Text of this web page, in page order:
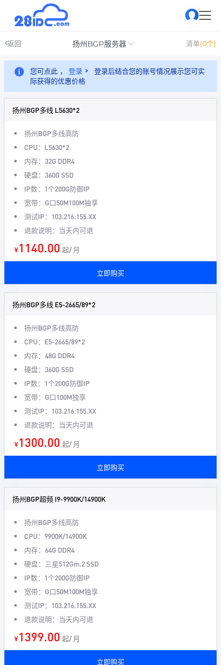
返回 扬州BGP服务器 清单(0个)
您可点此 ， 登录
登录后结合您的账号情况展示您可实
际获得的优惠价格
扬州BGP多线 L5630*2
扬州BGP多线高防
CPU：L5630*2
内存：32G DDR4
硬盘：360G SSD
IP数：1个200G防御IP
宽带：G口50M100M独享
测试IP：103.216.155.XX
退款说明：当天内可退
¥1140.00 起/ 月
立即购买
扬州BGP多线 E5-2665/89*2
扬州BGP多线高防
CPU：E5-2665/89*2
内存：48G DDR4
硬盘：360G SSD
IP数：1个200G防御IP
宽带：G口100M独享
测试IP：103.216.155.XX
退款说明：当天内可退
¥1300.00 起/ 月
立即购买
扬州BGP超频 I9-9900K/14900K
扬州BGP多线高防
CPU：9900K/14900K
内存：64G DDR4
硬盘：三星512Gm.2 SSD
IP数：1个200G防御IP
宽带：G口50M100M独享
测试IP：103.216.155.XX
退款说明：当天内可退
¥1399.00 起/ 月
立即购买